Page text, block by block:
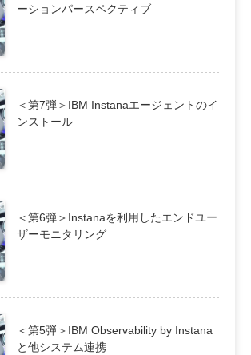
ーションパースペクティブ
＜第7弾＞IBM Instanaエージェントのイ
ンストール
＜第6弾＞Instanaを利用したエンドユー
ザーモニタリング
＜第5弾＞IBM Observability by Instana
と他システム連携